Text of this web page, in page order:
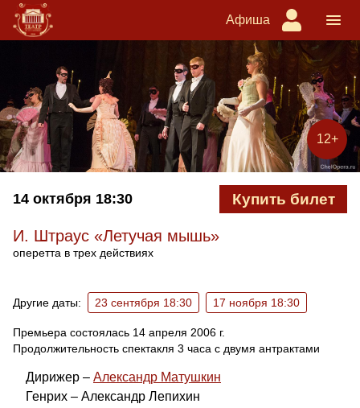
Афиша
12+
14 октября 18:30 Купить билет
И. Штраус «Летучая мышь»
оперетта в трех действиях
Другие даты: 23 сентября 18:30 17 ноября 18:30
Премьера состоялась 14 апреля 2006 г.
Продолжительность спектакля 3 часа с двумя антрактами
Дирижер – Александр Матушкин
Генрих – Александр Лепихин